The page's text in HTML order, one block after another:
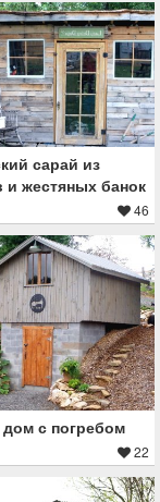
сарай из
и жестяных банок
46
с погребом
22